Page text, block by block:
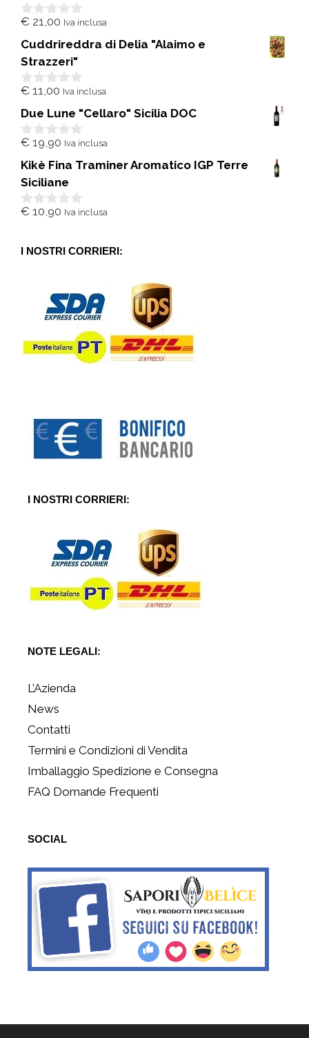
0
u
5
€ 21,00 Iva inclusa
Cuddrireddra di Delia "Alaimo e
Strazzeri"
0
u
5
€ 11,00 Iva inclusa
Due Lune "Cellaro" Sicilia DOC
0
u
5
€ 19,90 Iva inclusa
Kikè Fina Traminer Aromatico IGP Terre
Siciliane
0
5
€ 10,90 Iva inclusa
I NOSTRI CORRIERI:
I NOSTRI CORRIERI:
NOTE LEGALI:
L’Azienda
News
Contatti
Termini e Condizioni di Vendita
Imballaggio Spedizione e Consegna
FAQ Domande Frequenti
SOCIAL